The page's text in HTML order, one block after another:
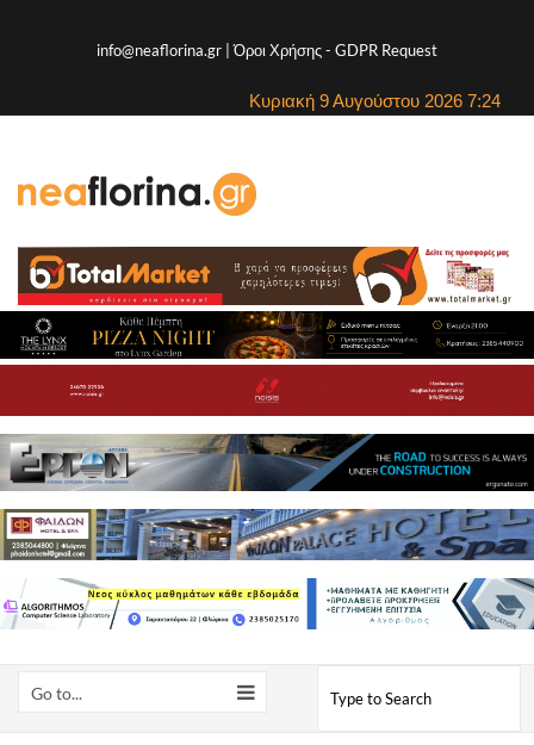
info@neaflorina.gr |Όροι Χρήσης- GDPR Request
Κυριακή 9 Αυγούστου 2026 7:24
Go to...